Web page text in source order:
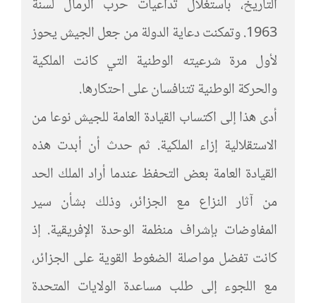
التاريخ، باستغلال تداعيات حرب الرمال لسنة
1963. وتمكنت دعاية الدولة من جعل الجيش يحوز
لأول مرة شرعيته الوطنية التي كانت الملكية
والحركة الوطنية تتنافسان على احتكارها.
أدى هذا إلى اكتساب القيادة العامة للجيش نوعا من
الاستقلالية إزاء الملكية. ثم حدث أن أبدت هذه
القيادة العامة بعض التحفظ عندما أراد الملك الحد
من آثار النزاع مع الجزائر، وذلك بشأن سير
المفاوضات بإشراف منظمة الوحدة الإفريقية. إذ
كانت تفضل مواصلة الضغوط القوية على الجزائر،
مع اللجوء إلى طلب مساعدة الولايات المتحدة